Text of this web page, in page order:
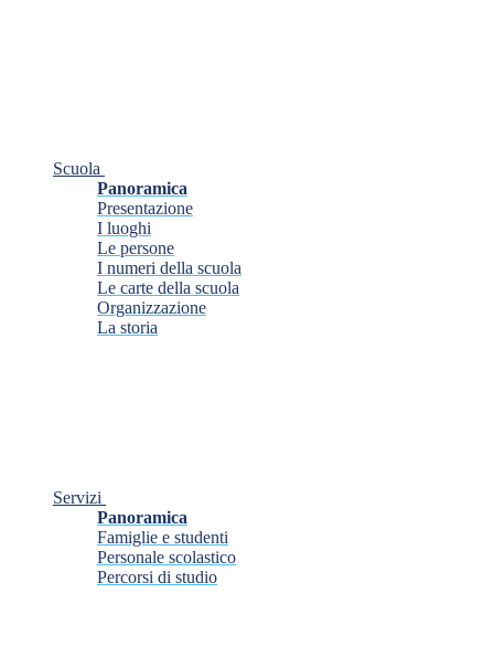
Scuola
Panoramica
Presentazione
I luoghi
Le persone
I numeri della scuola
Le carte della scuola
Organizzazione
La storia
Servizi
Panoramica
Famiglie e studenti
Personale scolastico
Percorsi di studio